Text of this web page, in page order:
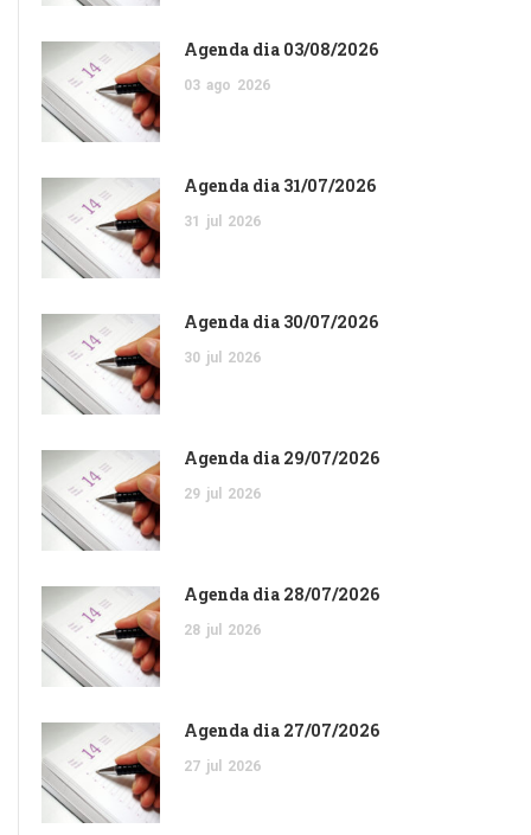
Agenda dia 03/08/2026
03 ago 2026
Agenda dia 31/07/2026
31 jul 2026
Agenda dia 30/07/2026
30 jul 2026
Agenda dia 29/07/2026
29 jul 2026
Agenda dia 28/07/2026
28 jul 2026
Agenda dia 27/07/2026
27 jul 2026